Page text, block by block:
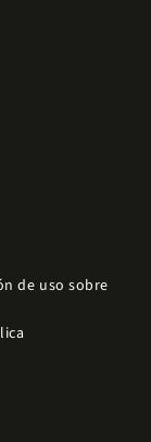
de uso sobre